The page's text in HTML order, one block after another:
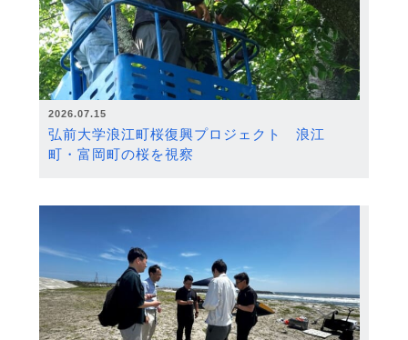
2026.07.15
弘前大学浪江町桜復興プロジェクト 浪江
町・富岡町の桜を視察